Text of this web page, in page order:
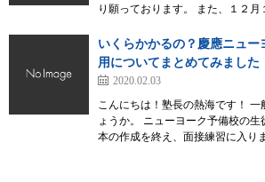
り願っております。 また、１２
いくらかかるの？慶應ニュ
用についてまとめてみました
2020.02.03
こんにちは！塾長の熱海です！ 一
ょうか。 ニューヨーク予備校の
本の作成を終え、面接練習に入り